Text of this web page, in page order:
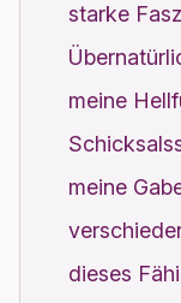
starke
meine
meine
dieses